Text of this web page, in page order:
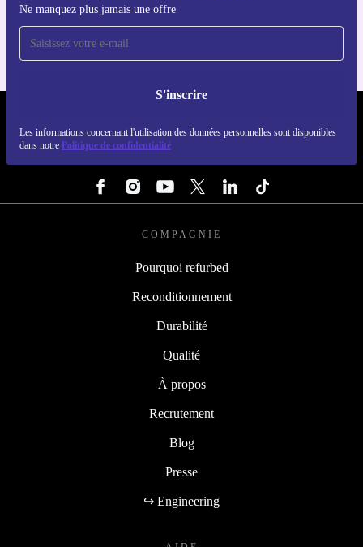
Ne manquez plus jamais une offre
S'inscrire
Les informations concernant l'utilisation des données personnelles sont disponibles
dans notre Politique de confidentialité
Pour iOS et Android
COMPAGNIE
Pourquoi refurbed
Reconditionnement
Durabilité
Qualité
À propos
Recrutement
Blog
Presse
↪ Engineering